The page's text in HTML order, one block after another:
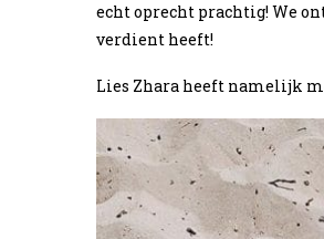
echt oprecht prachtig! We
verdient heeft!
Lies Zhara heeft namelijk